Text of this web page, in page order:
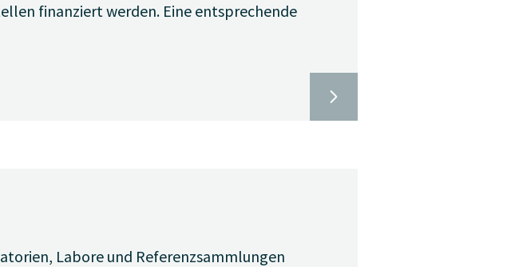
finanziert werden. Eine entsprechende
Labore und Referenzsammlungen